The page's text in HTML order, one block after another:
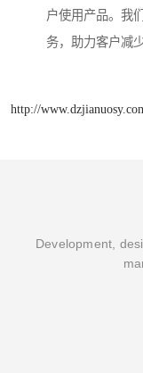
户使用产品。我
务，助力客户减
http://
Development,